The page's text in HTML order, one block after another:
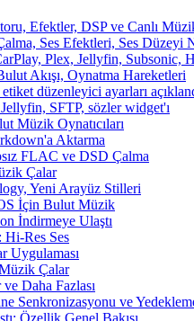
Efektler, DSP ve Canlı
Ses Efektleri, Ses Düzeyi
Plex, Jellyfin, Subsonic,
Akışı, Oynatma Hareketleri
düzenleyici ayarları
SFTP, sözler widget'ı
Müzik Oynatıcıları
Aktarma
FLAC ve DSD Çalma
Çalar
Yeni Arayüz Stilleri
İçin Bulut Müzik
İndirmeye Ulaştı
Res Ses
Uygulaması
Çalar
Daha Fazlası
Senkronizasyonu ve
Özellik Genel Bakışı